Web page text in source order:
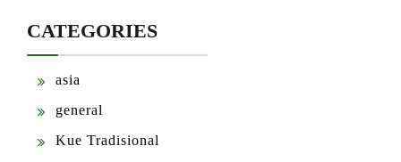
CATEGORIES
asia
general
Kue Tradisional